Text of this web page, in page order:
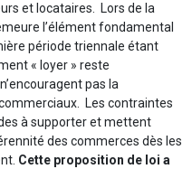
et locataires. Lors de la
l’élément fondamental
période triennale étant
« loyer » reste
pas la
Les contraintes
à supporter et mettent
des commerces dès les
Cette proposition de loi a